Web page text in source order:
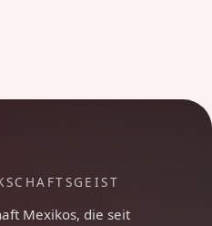
Mexikos, die seit